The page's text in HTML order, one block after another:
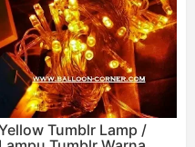
Tumblr Lamp /